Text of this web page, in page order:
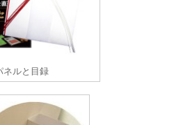
ネルと目録